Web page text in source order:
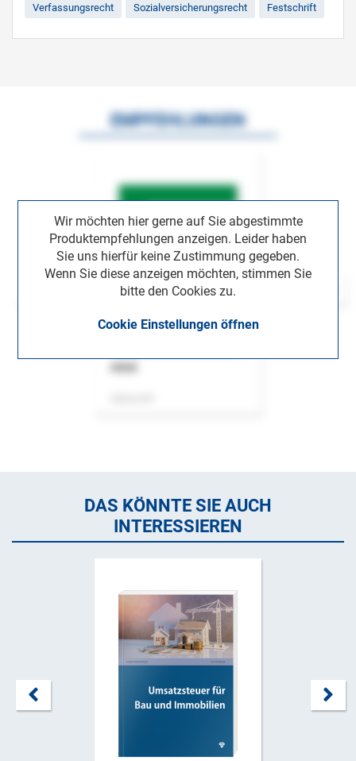
Verfassungsrecht Sozialversicherungsrecht Festschrift
Wir möchten hier gerne auf Sie abgestimmte
Produktempfehlungen anzeigen. Leider haben
Sie uns hierfür keine Zustimmung gegeben.
Wenn Sie diese anzeigen möchten, stimmen Sie
bitte den Cookies zu.
Cookie Einstellungen öffnen
EMPFEHLUNGEN
DAS KÖNNTE SIE AUCH
INTERESSIEREN